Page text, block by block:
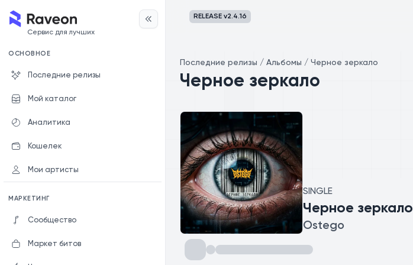
Сервис для лучших
ОСНОВНОЕ
Последние релизы
Мой каталог
Аналитика
Кошелек
Мои артисты
МАРКЕТИНГ
Сообщество
Маркет битов
RELEASE v2.4.16
Последние релизы / Альбомы / Черное зеркало
Черное зеркало
SINGLE
Черное зеркало
Ostego